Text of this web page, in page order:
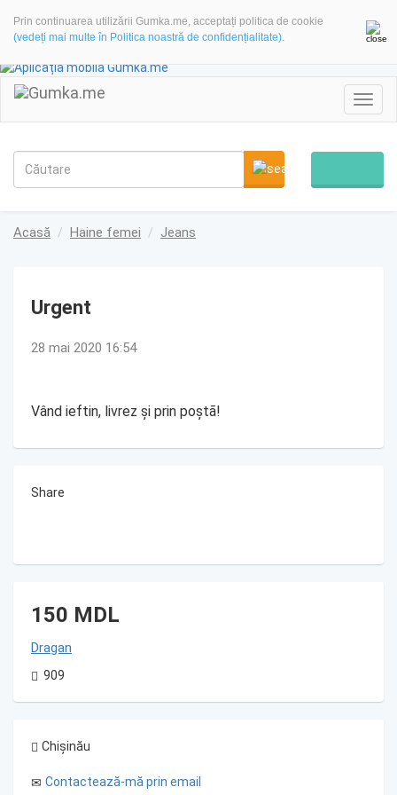
Prin continuarea utilizării Gumka.me, acceptați politica de cookie
(vedeți mai multe în Politica noastră de confidențialitate).
Acasă Haine femei Jeans
Urgent
28 mai 2020 16:54
Vând ieftin, livrez și prin poștã!
Share
150 MDL
Dragan
909
Chișinău
Contactează-mă prin email